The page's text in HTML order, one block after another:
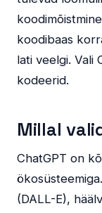
koodibaas
lati veelgi. Vali
kodeerid.
Millal
ChatGPT on
(DALL-E),